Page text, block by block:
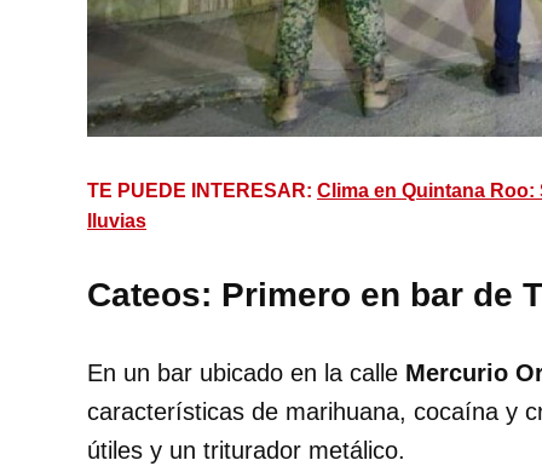
TE PUEDE INTERESAR: Clima en Quintana
lluvias
Cateos: Primero en bar de
En un bar ubicado en la calle Mercurio
características de marihuana, cocaína y
útiles y un triturador metálico.